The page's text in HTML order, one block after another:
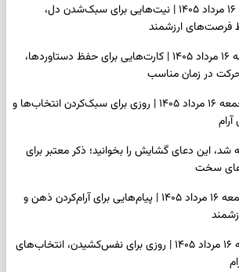
فال ابجد امروز جمعه ۱۶ مرداد ۱۴۰۵ | نیت‌هایی برای سبک‌شدن دل،
فرصت‌های ارزشمند
فال تاروت امروز جمعه ۱۶ مرداد ۱۴۰۵ | کارت‌هایی برای حفظ دستاوردها،
در زمان مناسب
فال سرنوشت امروز جمعه ۱۶ مرداد ۱۴۰۵ | روزی برای سبک‌کردن انتخاب‌ها و
این دعای گشایش را بخوانید؛ ذکر معتبر برای
سخت
فال فرشتگان امروز جمعه ۱۶ مرداد ۱۴۰۵ | پیام‌هایی برای آرام‌کردن ذهن و
فال روزانه امروز جمعه ۱۶ مرداد ۱۴۰۵ | روزی برای نفس‌کشیدن، انتخاب‌های